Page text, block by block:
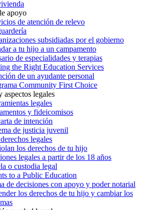
apoyo
de atención de relevo
subsidiadas por el gobierno
a tu hijo a un campamento
de especialidades y terapias
the Right Education Services
de un ayudante personal
Community First Choice
aspectos legales
legales
y fideicomisos
de intención
de justicia juvenil
legales
los derechos de tu hijo
legales a partir de los 18 años
o custodia legal
to a Public Education
de decisiones con apoyo y poder notarial
los derechos de tu hijo y cambiar los